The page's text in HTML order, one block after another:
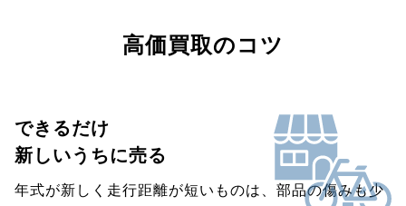
高価買取のコツ
できるだけ
新しいうちに売る
年式が新しく走行距離が短いものは、部品の傷みも少